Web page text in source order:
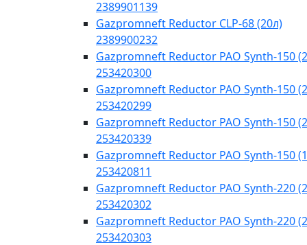
2389901139
Gazpromneft Reductor CLP-68 (20л)
2389900232
Gazpromneft Reductor PAO Synth-150
253420300
Gazpromneft Reductor PAO Synth-150
253420299
Gazpromneft Reductor PAO Synth-150
253420339
Gazpromneft Reductor PAO Synth-150
253420811
Gazpromneft Reductor PAO Synth-220
253420302
Gazpromneft Reductor PAO Synth-220
253420303